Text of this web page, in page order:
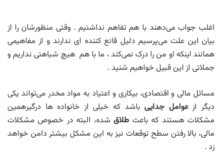
اغلب جواب می‌دهند با هم تفاهم نداشتیم . وقتی منظورشان را از
بیان این علت می‌پرسیم دلیل قانع کننده ای ندارند و از مفاهیمی
همانند اینکه او من را درک نمی‌کند ، ما با هم هیچ شباهتی نداریم و
جملاتی از این قبیل خواهیم شنید .
مسائل مالی و اقتصادی، بیکاری و اعتیاد به مواد مخدر می‌تواند یکی
دیگر ازعوامل جداییباشد که خیلی از خانواده ها درگیرهمین
مشکلات هستند که باعثطلاقشده، البته در خصوص مشکلات
مالی، بالا رفتن سطح توقعات نیز به این مشکل بیشتر دامن خواهد
زد .